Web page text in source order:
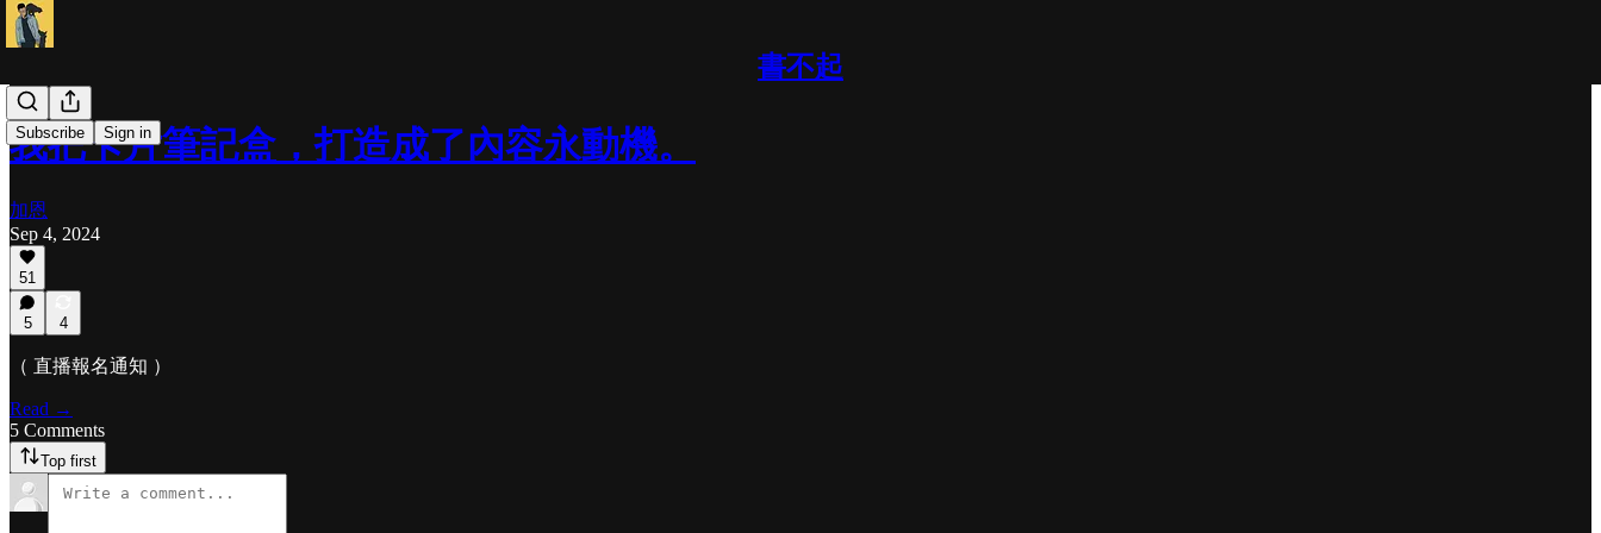
書不起
Subscribe Sign in
我把卡片筆記盒，打造成了內容永動機。
加恩
Sep 4, 2024
51
5 4
（ 直播報名通知 ）
Read →
5 Comments
Top first